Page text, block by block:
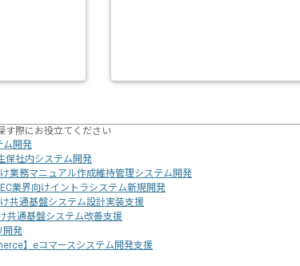
す際にお役立てください
ム開発
保社内システム開発
業務マニュアル作成維持管理システム開発
業界向けイントラシステム新規開発
共通基盤システム設計実装支援
共通基盤システム改善支援
開発
】eコマースシステム開発支援